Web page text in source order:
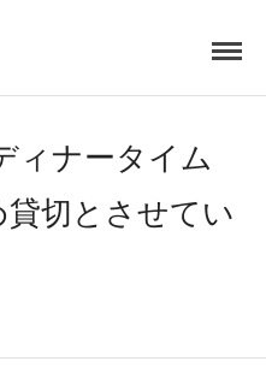
ィナータイム
切とさせてい